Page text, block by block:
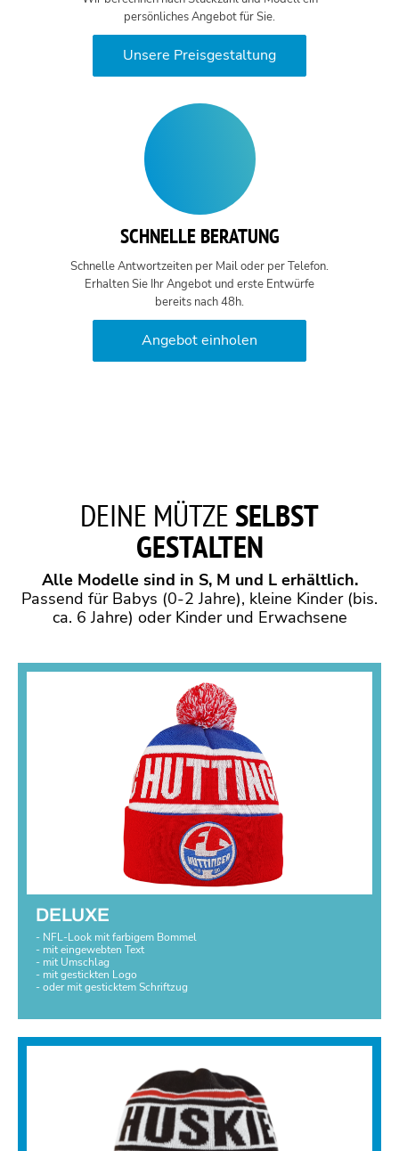
persönliches Angebot für Sie.
Unsere Preisgestaltung
SCHNELLE BERATUNG
Schnelle Antwortzeiten per Mail oder per Telefon.
Erhalten Sie Ihr Angebot und erste Entwürfe
bereits nach 48h.
Angebot einholen
DEINE MÜTZESELBST
GESTALTEN
Alle Modelle sind in S, M und L erhältlich.
Passend für Babys (0-2 Jahre), kleine Kinder (bis.
ca. 6 Jahre) oder Kinder und Erwachsene
DELUXE
- NFL-Look mit farbigem Bommel
- mit eingewebten Text
- mit Umschlag
- mit gestickten Logo
- oder mit gesticktem Schriftzug